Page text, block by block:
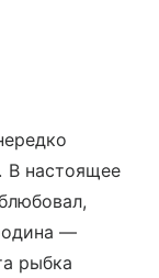
В настоящее
—
рыбка